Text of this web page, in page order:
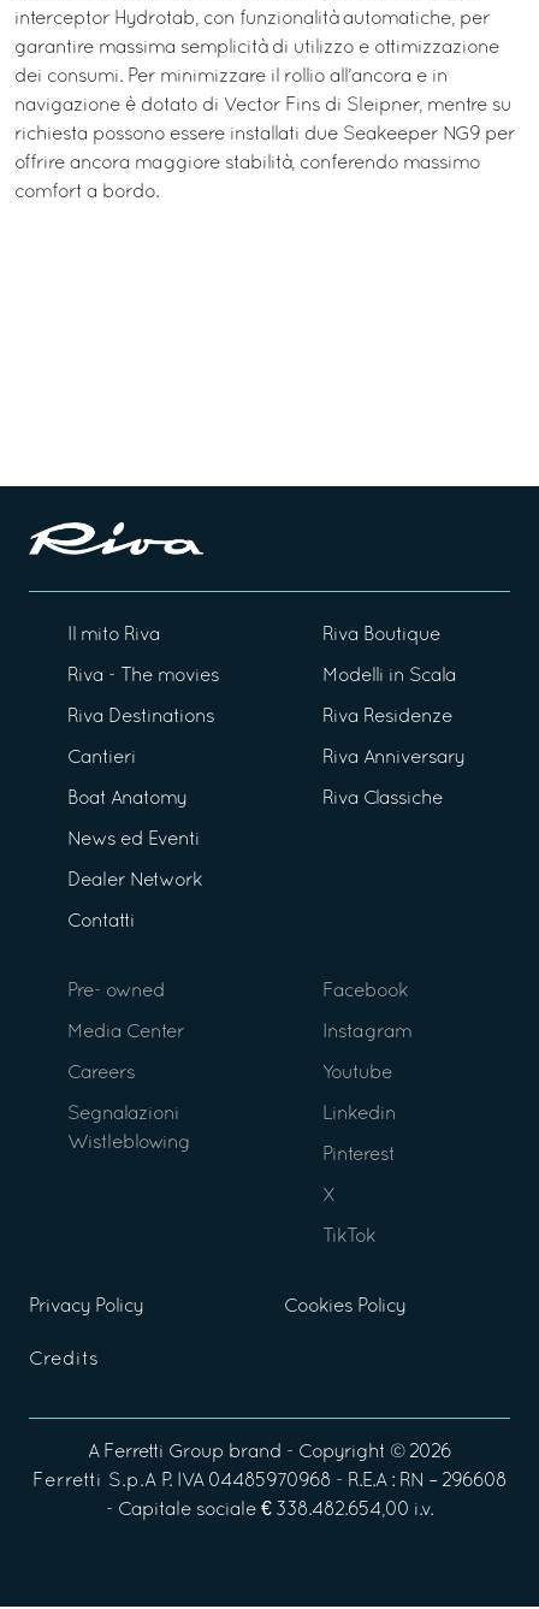
interceptor Hydrotab, con funzionalità automatiche, per
garantire massima semplicità di utilizzo e ottimizzazione
dei consumi. Per minimizzare il rollio all’ancora e in
navigazione è dotato di Vector Fins di Sleipner, mentre su
richiesta possono essere installati due Seakeeper NG9 per
offrire ancora maggiore stabilità, conferendo massimo
comfort a bordo.
Il mito Riva
Riva - The movies
Riva Destinations
Cantieri
Boat Anatomy
News ed Eventi
Dealer Network
Contatti
Riva Boutique
Modelli in Scala
Riva Residenze
Riva Anniversary
Riva Classiche
Pre- owned
Media Center
Careers
Segnalazioni
Wistleblowing
Facebook
Instagram
Youtube
Linkedin
Pinterest
X
TikTok
Privacy Policy Cookies Policy
Credits
A Ferretti Group brand - Copyright © 2026
Ferretti S.p.A P. IVA 04485970968 - R.E.A : RN – 296608
- Capitale sociale € 338.482.654,00 i.v.